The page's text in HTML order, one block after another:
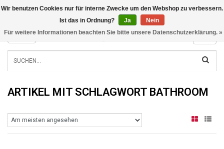
INFO@RADIATORS.SHOP
MENU
ARTIKEL MIT SCHLAGWORT BATHROOM
Wir benutzen Cookies nur für interne Zwecke um den Webshop zu verbessern.
Ist das in Ordnung?
Ja
Nein
Für weitere Informationen beachten Sie bitte unsere Datenschutzerklärung. »